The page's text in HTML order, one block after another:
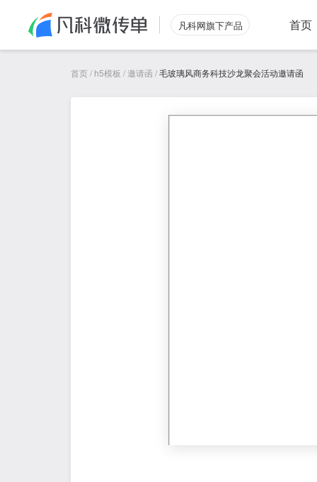
凡科网旗下产品 首页
首页/ h5模板 /邀请函 /毛玻璃风商务科技沙龙聚会活动邀请函